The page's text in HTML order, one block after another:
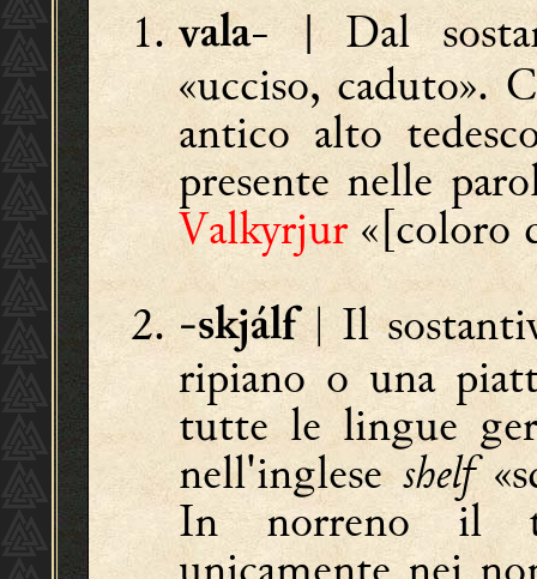
vala- | Dal
«ucciso, caduto».
antico alto
presente nelle
Valkyrjur«[coloro
-skjálf|Il
ripiano o una
tutte le lingue
nell'ingleseshelf
In norreno il